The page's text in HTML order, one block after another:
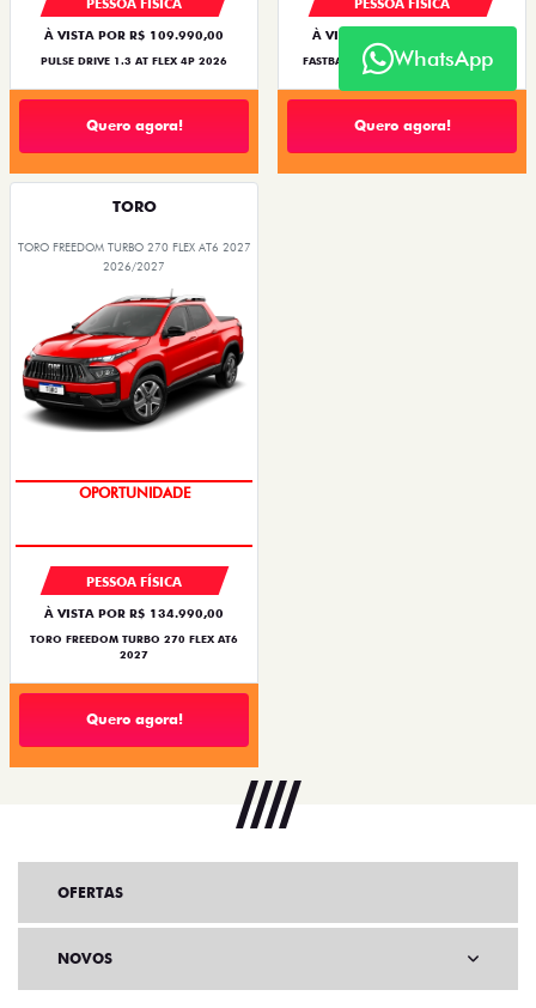
À VISTA POR R$ 109.990,00
PULSE DRIVE 1.3 AT FLEX 4P 2026
Quero agora!
À VISTA POR R$ 119.990,00
FASTBACK TURBO 200 FLEX AT 2026
Quero agora!
TORO
TORO FREEDOM TURBO 270 FLEX AT6 2027
2026/2027
SUPERVALORIZAÇÃO DO USADO
PESSOA FÍSICA
À VISTA POR R$ 134.990,00
TORO FREEDOM TURBO 270 FLEX AT6
2027
Quero agora!
WhatsApp
OFERTAS
NOVOS